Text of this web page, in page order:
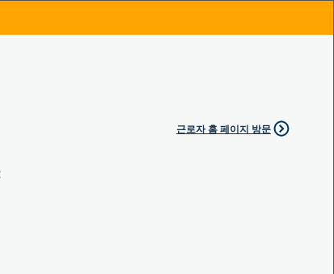
근로자 홈 페이지 방문